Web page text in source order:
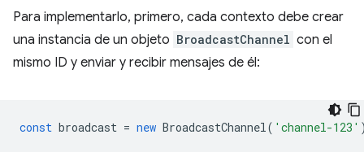
Para implementarlo, primero, cada contexto debe crear
una instancia de un objeto BroadcastChannel con el
mismo ID y enviar y recibir mensajes de él:
const broadcast = new BroadcastChannel( 'channel-123'